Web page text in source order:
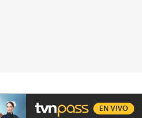
EN VIVO